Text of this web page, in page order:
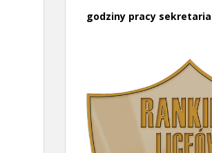
godziny pracy